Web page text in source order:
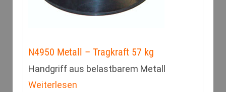
N4950 Metall – Tragkraft 57 kg
Handgriff aus belastbarem Metall
Weiterlesen